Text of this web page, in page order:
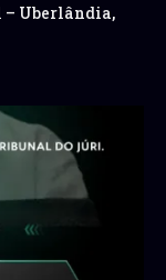
– Uberlândia,